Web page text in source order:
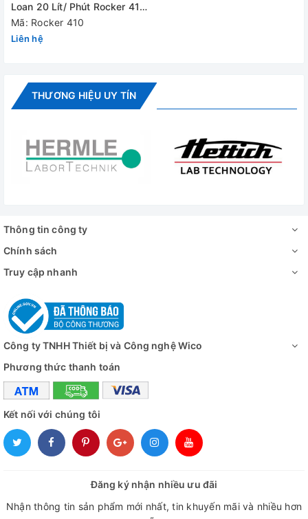
Overflow
protection
Loan 20 Lít/ Phút Rocker 410
(Không Dùng Dầu)
Mã: Rocker 410
Liên hệ
THƯƠNG HIỆU UY TÍN
Thông tin công ty
Chính sách
Truy cập nhanh
Công ty TNHH Thiết bị và Công nghệ Wico
Phương thức thanh toán
Kết nối với chúng tôi
Đăng ký nhận nhiều ưu đãi
Nhận thông tin sản phẩm mới nhất, tin khuyến mãi và nhiều hơn